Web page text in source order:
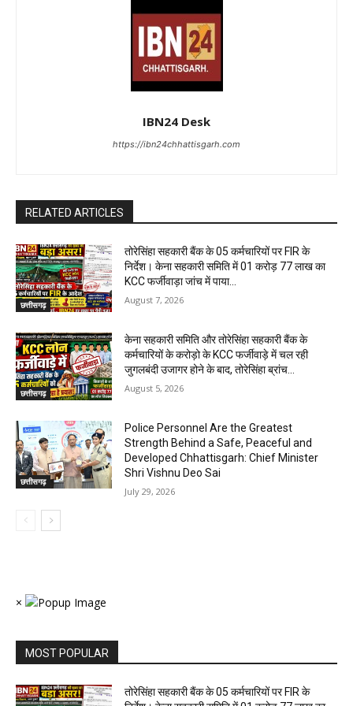
IBN24 Desk
https://ibn24chhattisgarh.com
RELATED ARTICLES
छत्तीसगढ़
तोरेसिंहा सहकारी बैंक के 05 कर्मचारियों पर FIR के
निर्देश। केना सहकारी समिति में 01 करोड़ 77 लाख का
KCC फर्जीवाड़ा जांच में पाया...
August 7, 2026
छत्तीसगढ़
केना सहकारी समिति और तोरेसिंहा सहकारी बैंक के
कर्मचारियों के करोड़ो के KCC फर्जीवाड़े में चल रही
जुगलबंदी उजागर होने के बाद, तोरेसिंहा ब्रांच...
August 5, 2026
छत्तीसगढ़
Police Personnel Are the Greatest
Strength Behind a Safe, Peaceful and
Developed Chhattisgarh: Chief Minister
Shri Vishnu Deo Sai
July 29, 2026
×
MOST POPULAR
तोरेसिंहा सहकारी बैंक के 05 कर्मचारियों पर FIR के